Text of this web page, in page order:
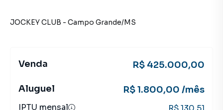
JOCKEY CLUB - Campo Grande/MS
Venda R$ 425.000,00
Aluguel R$ 1.800,00 /mês
IPTU mensal